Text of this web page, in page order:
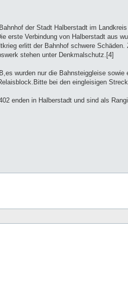
der Stadt Halberstadt im
erste Verbindung von Halberstadt aus
erlitt der Bahnhof schwere
stehen unter Denkmalschutz.[4]
wurden nur die Bahnsteiggleise sowie
bei den eingleisigen
enden in Halberstadt und sind als